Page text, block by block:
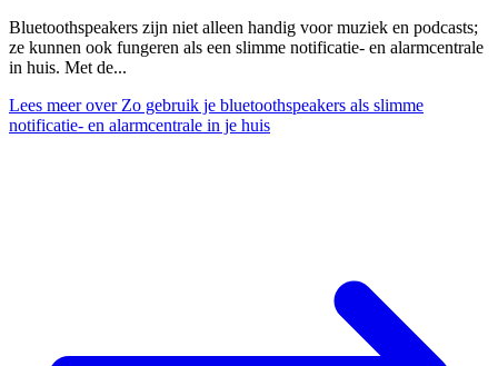
Bluetoothspeakers zijn niet alleen handig voor muziek en podcasts;
ze kunnen ook fungeren als een slimme notificatie- en alarmcentrale
in huis. Met de...
Lees meerover Zo gebruik je bluetoothspeakers als slimme
notificatie- en alarmcentrale in je huis